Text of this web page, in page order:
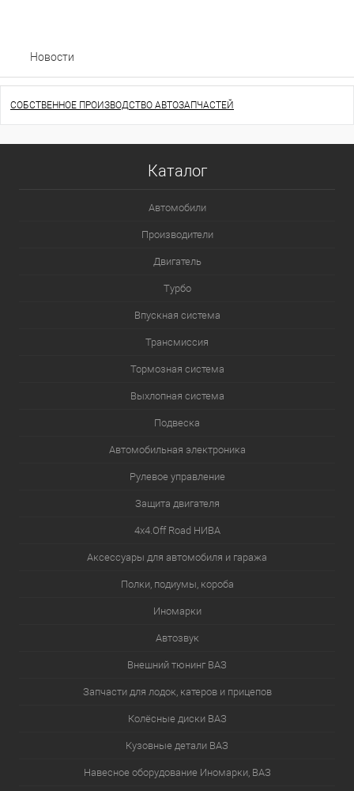
Новости
СОБСТВЕННОЕ ПРОИЗВОДСТВО АВТОЗАПЧАСТЕЙ
Каталог
Автомобили
Производители
Двигатель
Турбо
Впускная система
Трансмиссия
Тормозная система
Выхлопная система
Подвеска
Автомобильная электроника
Рулевое управление
Защита двигателя
4х4.Off Road НИВА
Аксессуары для автомобиля и гаража
Полки, подиумы, короба
Иномарки
Автозвук
Внешний тюнинг ВАЗ
Запчасти для лодок, катеров и прицепов
Колёсные диски ВАЗ
Кузовные детали ВАЗ
Навесное оборудование Иномарки, ВАЗ